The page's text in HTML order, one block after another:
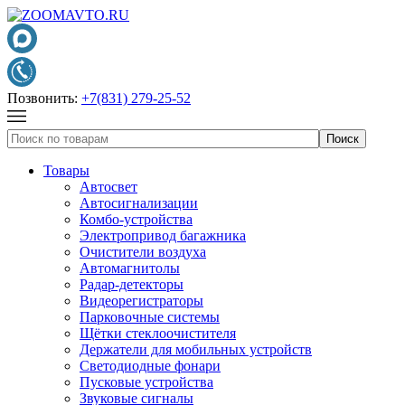
Позвонить: +7(831) 279-25-52
Товары
Автосвет
Автосигнализации
Комбо-устройства
Электропривод багажника
Очистители воздуха
Автомагнитолы
Радар-детекторы
Видеорегистраторы
Парковочные системы
Щётки стеклоочистителя
Держатели для мобильных устройств
Светодиодные фонари
Пусковые устройства
Звуковые сигналы